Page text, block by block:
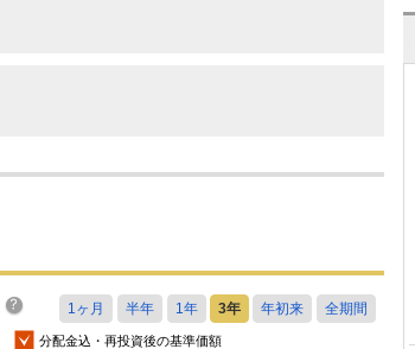
分配金込・再投資後の基準価額